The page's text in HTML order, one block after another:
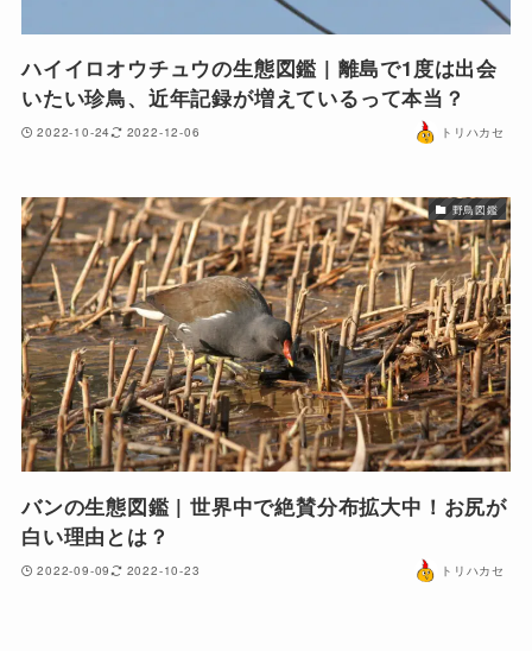
ハイイロオウチュウの生態図鑑 | 離島で1度は出会
いたい珍鳥、近年記録が増えているって本当？
2022-10-24 2022-12-06 トリハカセ
野鳥図鑑
バンの生態図鑑 | 世界中で絶賛分布拡大中！お尻が
白い理由とは？
2022-09-09 2022-10-23 トリハカセ